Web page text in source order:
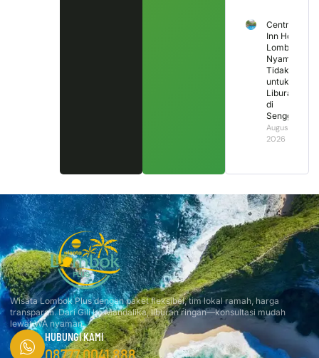
Central
Inn Hotel
Lombok,
Nyaman
Tidak
untuk
Liburan
di
Senggigi?
August 2,
2026
Wisata Lombok Plus dengan paket fleksibel, tim lokal ramah, harga
transparan. Dari Gili ke Mandalika, liburan ringan—konsultasi mudah
lewat WA nyaman.
HUBUNGI KAMI